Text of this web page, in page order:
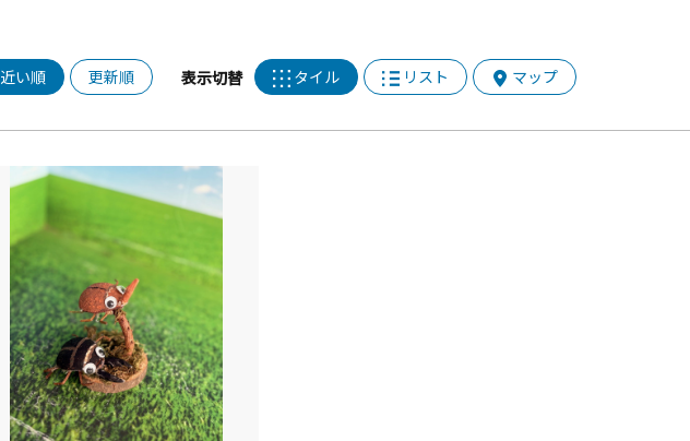
近い順 更新順 表示切替 タイル リスト マップ